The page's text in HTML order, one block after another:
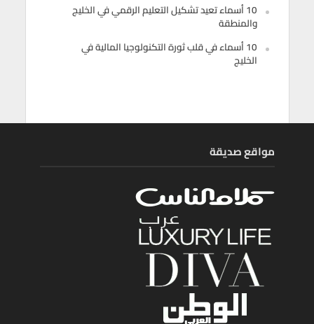
10 أسماء تعيد تشكيل التعليم الرقمي في الخليج
والمنطقة
10 أسماء في قلب ثورة التكنولوجيا المالية في
الخليج
مواقع صديقة